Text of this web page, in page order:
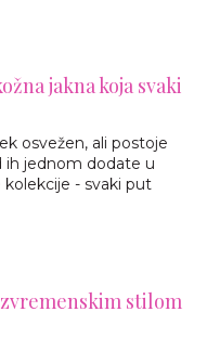
jakna koja svaki
osvežen, ali postoje
ih jednom dodate u
- svaki put
stilom